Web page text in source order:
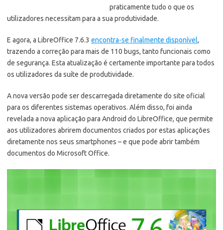
praticamente tudo o que os
utilizadores necessitam para a sua produtividade.
E agora, a LibreOffice 7.6.3 encontra-se finalmente disponível,
trazendo a correção para mais de 110 bugs, tanto funcionais como
de segurança. Esta atualização é certamente importante para todos
os utilizadores da suíte de produtividade.
A nova versão pode ser descarregada diretamente do site oficial
para os diferentes sistemas operativos. Além disso, foi ainda
revelada a nova aplicação para Android do LibreOffice, que permite
aos utilizadores abrirem documentos criados por estas aplicações
diretamente nos seus smartphones – e que pode abrir também
documentos do Microsoft Office.